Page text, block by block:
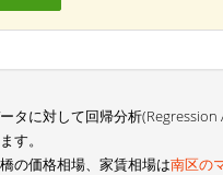
タに対して回帰分析
す。
の価格相場、家賃相場は南区の